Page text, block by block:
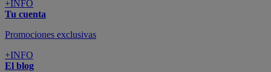
+INFO
Tu cuenta
Promociones exclusivas
+INFO
El blog